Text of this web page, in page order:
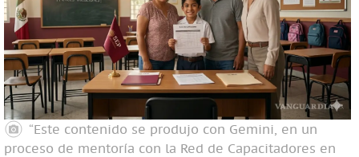
“Este contenido se produjo con Gemini, en un
proceso de mentoría con la Red de Capacitadores en